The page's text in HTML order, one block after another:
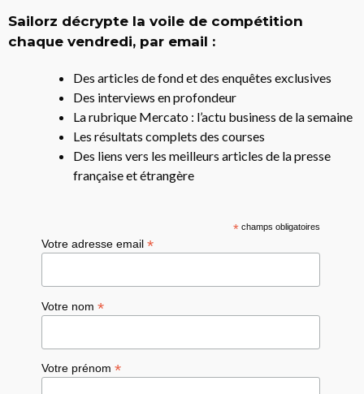
Sailorz décrypte la voile de compétition
chaque vendredi, par email :
Des articles de fond et des enquêtes exclusives
Des interviews en profondeur
La rubrique Mercato : l’actu business de la semaine
Les résultats complets des courses
Des liens vers les meilleurs articles de la presse
française et étrangère
*champs obligatoires
Votre adresse email*
Votre nom*
Votre prénom*